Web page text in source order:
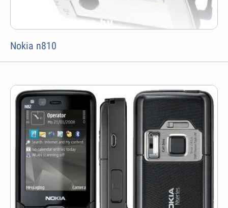
Nokia n810